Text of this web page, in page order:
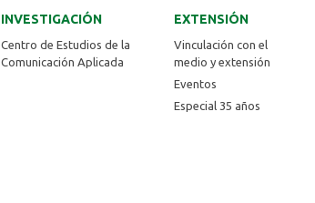
INVESTIGACIÓN
Centro de Estudios de la
Comunicación Aplicada
EXTENSIÓN
Vinculación con el
medio y extensión
Eventos
Especial 35 años